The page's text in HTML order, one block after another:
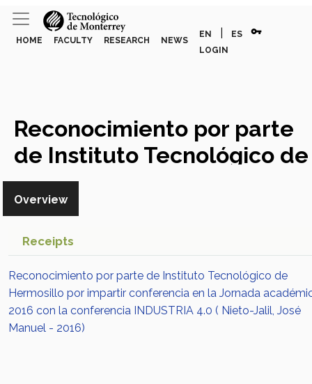
HOME FACULTY RESEARCH NEWS
EN ES vpn_key
LOGIN
Reconocimiento por parte
de Instituto Tecnológico de
Hermosillo por impartir
conferencia en la Jornada
académica 2016 con la
conferencia INDUSTRIA 4.0
Award or Honor
Overview
Receipts
Reconocimiento por parte de Instituto Tecnológico de
Hermosillo por impartir conferencia en la Jornada
2016 con la conferencia INDUSTRIA 4.0 ( Nieto-Jalil, José
Manuel - 2016)